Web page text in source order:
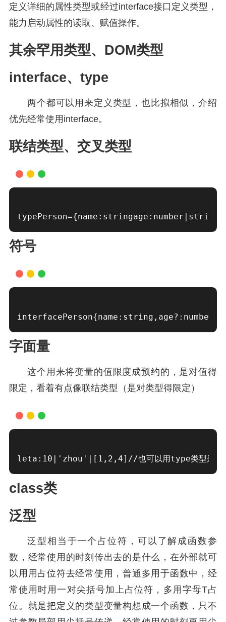
定义详细的属性类型或经过interface接口定义类型，
能力启动属性的读取、赋值操作。
其余罕用类型、DOM类型
interface、type
两个都可以用来定义类型，也比拟相似，介绍
优先经常使用interface。
联结类型、交叉类型
符号
字面量
这个用来将变量的值限度成预约的，是对值得
限定，看着有点像联结类型（是对类型得限定）
leta:10|'zhou'|[1,2,4]//也可以用type类型
class类
泛型
泛型相当于一个占位符，可以了解成函数参
数，经常使用的时刻传出去的是什么，在外部就可
以用用占位符去经常使用，普通多用于函数中，经
常使用时用一对尖括号加上占位符，多用字母T占
位。就是把定义的类型变量构想成一个函数，只不